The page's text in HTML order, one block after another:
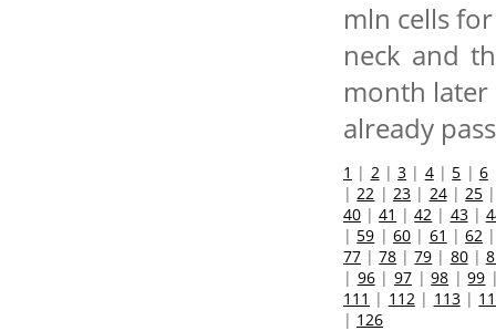
mln cells
neck and
month later
already
1 | 2 |3 | 4| 5 | 6
| 22 | 23| 24| 25
40 |41 |42 | 43|
| 59 | 60| 61 |62
77 |78 |79 | 80|
| 96| 97|98 |99
111 | 112 | 113|
| 126